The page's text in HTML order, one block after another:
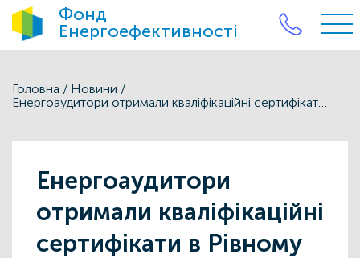
Фонд
Енергоефективності
Головна / Новини /
Енергоаудитори отримали кваліфікаційні сертифікати в Рівному
Енергоаудитори
отримали кваліфікаційні
сертифікати в Рівному